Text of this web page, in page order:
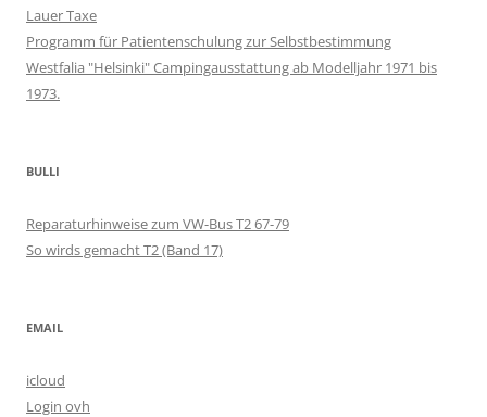
Lauer Taxe
Programm für Patientenschulung zur Selbstbestimmung
Westfalia "Helsinki" Campingausstattung ab Modelljahr 1971 bis
1973.
BULLI
Reparaturhinweise zum VW-Bus T2 67-79
So wirds gemacht T2 (Band 17)
EMAIL
icloud
Login ovh